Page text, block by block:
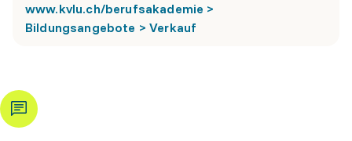
www.kvlu.ch/berufsakademie >
Bildungsangebote > Verkauf